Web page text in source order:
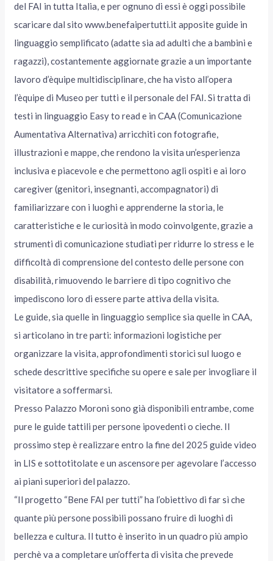
del FAI in tutta Italia, e per ognuno di essi è oggi possibile
scaricare dal sito www.benefaipertutti.it apposite guide in
linguaggio semplificato (adatte sia ad adulti che a bambini e
ragazzi), costantemente aggiornate grazie a un importante
lavoro d’èquipe multidisciplinare, che ha visto all’opera
l’èquipe di Museo per tutti e il personale del FAI. Si tratta di
testi in linguaggio Easy to read e in CAA (Comunicazione
Aumentativa Alternativa) arricchiti con fotografie,
illustrazioni e mappe, che rendono la visita un’esperienza
inclusiva e piacevole e che permettono agli ospiti e ai loro
caregiver (genitori, insegnanti, accompagnatori) di
familiarizzare con i luoghi e apprenderne la storia, le
caratteristiche e le curiosità in modo coinvolgente, grazie a
strumenti di comunicazione studiati per ridurre lo stress e le
difficoltà di comprensione del contesto delle persone con
disabilità, rimuovendo le barriere di tipo cognitivo che
impediscono loro di essere parte attiva della visita.
Le guide, sia quelle in linguaggio semplice sia quelle in CAA,
si articolano in tre parti: informazioni logistiche per
organizzare la visita, approfondimenti storici sul luogo e
schede descrittive specifiche su opere e sale per invogliare il
visitatore a soffermarsi.
Presso Palazzo Moroni sono già disponibili entrambe, come
pure le guide tattili per persone ipovedenti o cieche. Il
prossimo step è realizzare entro la fine del 2025 guide video
in LIS e sottotitolate e un ascensore per agevolare l’accesso
ai piani superiori del palazzo.
“Il progetto “Bene FAI per tutti” ha l’obiettivo di far sì che
quante più persone possibili possano fruire di luoghi di
bellezza e cultura. Il tutto è inserito in un quadro più ampio
perchè va a completare un’offerta di visita che prevede